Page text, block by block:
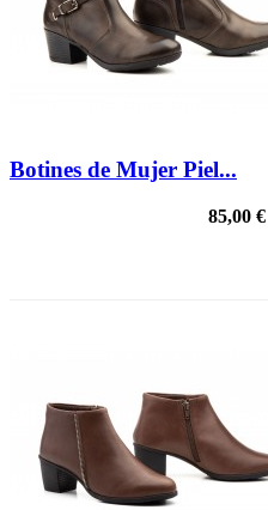
Botines de Mujer Piel...
85,00 €